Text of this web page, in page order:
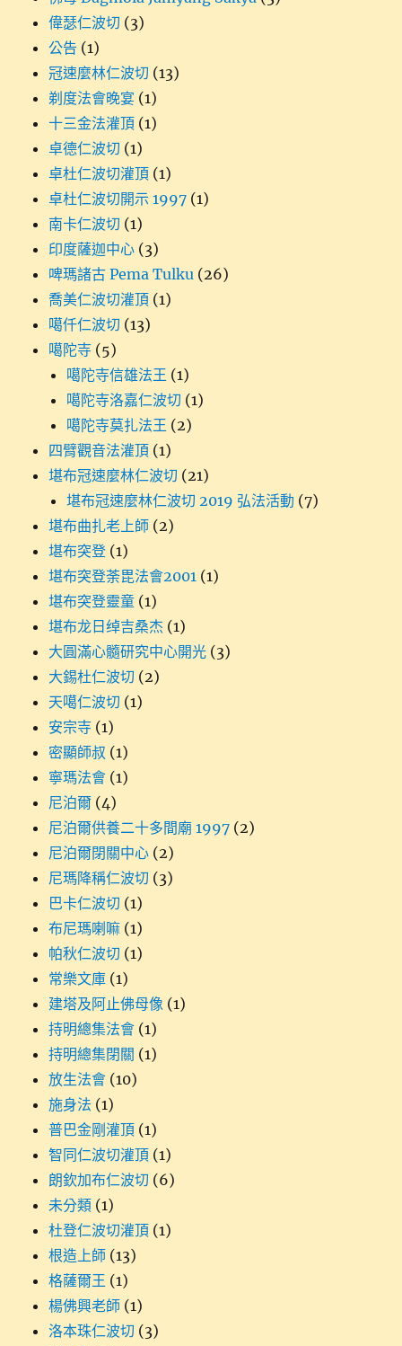
偉瑟仁波切 (3)
公告 (1)
冠速麼林仁波切 (13)
剃度法會晚宴 (1)
十三金法灌頂 (1)
卓德仁波切 (1)
卓杜仁波切灌頂 (1)
卓杜仁波切開示 1997 (1)
南卡仁波切 (1)
印度薩迦中心 (3)
啤瑪諸古 Pema Tulku (26)
喬美仁波切灌頂 (1)
噶仟仁波切 (13)
噶陀寺 (5)
噶陀寺信雄法王 (1)
噶陀寺洛嘉仁波切 (1)
噶陀寺莫扎法王 (2)
四臂觀音法灌頂 (1)
堪布冠速麼林仁波切 (21)
堪布冠速麼林仁波切 2019 弘法活動 (7)
堪布曲扎老上師 (2)
堪布突登 (1)
堪布突登荼毘法會2001 (1)
堪布突登靈童 (1)
堪布龙日绰吉桑杰 (1)
大圓滿心髓研究中心開光 (3)
大錫杜仁波切 (2)
天噶仁波切 (1)
安宗寺 (1)
密顯師叔 (1)
寧瑪法會 (1)
尼泊爾 (4)
尼泊爾供養二十多間廟 1997 (2)
尼泊爾閉關中心 (2)
尼瑪降稱仁波切 (3)
巴卡仁波切 (1)
布尼瑪喇嘛 (1)
帕秋仁波切 (1)
常樂文庫 (1)
建塔及阿止佛母像 (1)
持明總集法會 (1)
持明總集閉關 (1)
放生法會 (10)
施身法 (1)
普巴金剛灌頂 (1)
智同仁波切灌頂 (1)
朗欽加布仁波切 (6)
未分類 (1)
杜登仁波切灌頂 (1)
根造上師 (13)
格薩爾王 (1)
楊佛興老師 (1)
洛本珠仁波切 (3)